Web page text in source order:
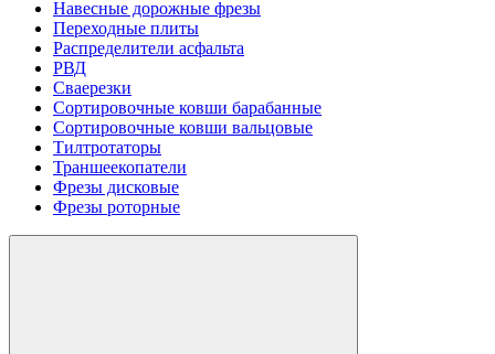
Навесные дорожные фрезы
Переходные плиты
Распределители асфальта
РВД
Сваерезки
Сортировочные ковши барабанные
Сортировочные ковши вальцовые
Тилтротаторы
Траншеекопатели
Фрезы дисковые
Фрезы роторные